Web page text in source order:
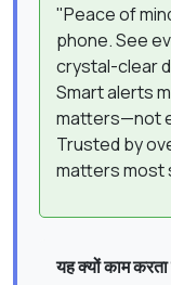
"Peace of
phone. See
crystal-clear
Smart alerts
matters—not
Trusted by
matters most
यह क्यों काम